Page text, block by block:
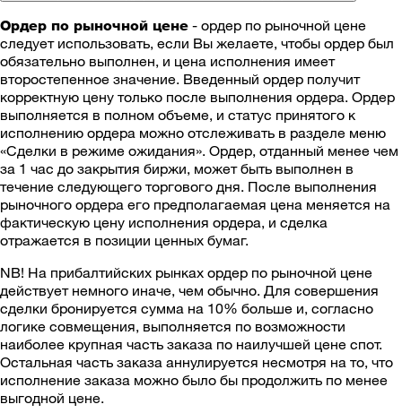
Ордер по рыночной цене - ордер по рыночной цене
следует использовать, если Вы желаете, чтобы ордер был
обязательно выполнен, и цена исполнения имеет
второстепенное значение. Введенный ордер получит
корректную цену только после выполнения ордера. Ордер
выполняется в полном объеме, и статус принятого к
исполнению ордера можно отслеживать в разделе меню
«Сделки в режиме ожидания». Ордер, отданный менее чем
за 1 час до закрытия биржи, может быть выполнен в
течение следующего торгового дня. После выполнения
рыночного ордера его предполагаемая цена меняется на
фактическую цену исполнения ордера, и сделка
отражается в позиции ценных бумаг.
NB! На прибалтийских рынках ордер по рыночной цене
действует немного иначе, чем обычно. Для совершения
сделки бронируется сумма на 10% больше и, согласно
логике совмещения, выполняется по возможности
наиболее крупная часть заказа по наилучшей цене спот.
Остальная часть заказа аннулируется несмотря на то, что
исполнение заказа можно было бы продолжить по менее
выгодной цене.